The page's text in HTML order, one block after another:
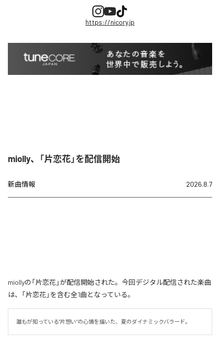
https://nicory.jp
miolly、「片恋花」を配信開始
新曲情報 2026.8.7
miollyの「片恋花」が配信開始された。今回デジタル配信された楽曲
は、「片恋花」を含む全1曲となっている。
誰もが知っている"片想い”の心情を描いた、夏のダイナミックバラード。